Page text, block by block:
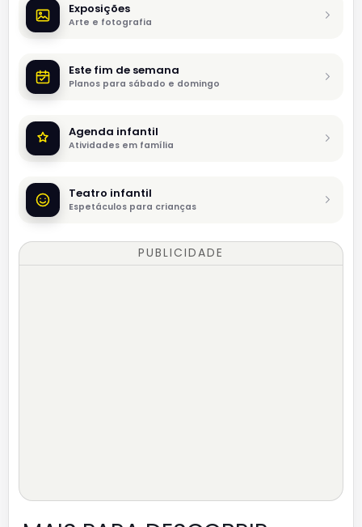
Exposições
Arte e fotografia
Este fim de semana
Planos para sábado e domingo
Agenda infantil
Atividades em família
Teatro infantil
Espetáculos para crianças
PUBLICIDADE